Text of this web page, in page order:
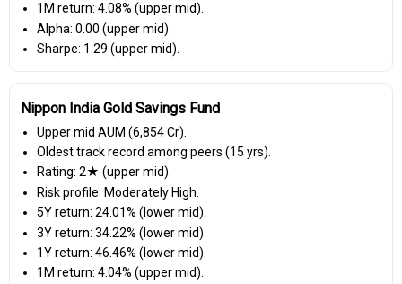
1M return: 4.08% (upper mid).
Alpha: 0.00 (upper mid).
Sharpe: 1.29 (upper mid).
Nippon India Gold Savings Fund
Upper mid AUM (₹6,854 Cr).
Oldest track record among peers (15 yrs).
Rating: 2★ (upper mid).
Risk profile: Moderately High.
5Y return: 24.01% (lower mid).
3Y return: 34.22% (lower mid).
1Y return: 46.46% (lower mid).
1M return: 4.04% (upper mid).